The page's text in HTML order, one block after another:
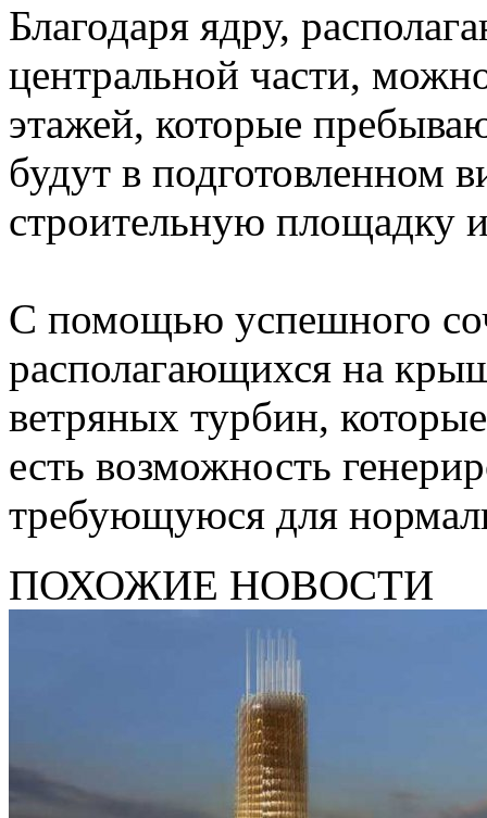
Благодаря ядру,
центральной части,
этажей, которые
будут в подготовленном
строительную площадку
С помощью успешного
располагающихся на
ветряных турбин,
есть возможность
требующуюся для
ПОХОЖИЕ НОВОСТИ